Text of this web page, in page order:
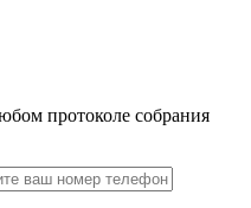
протоколе собрания